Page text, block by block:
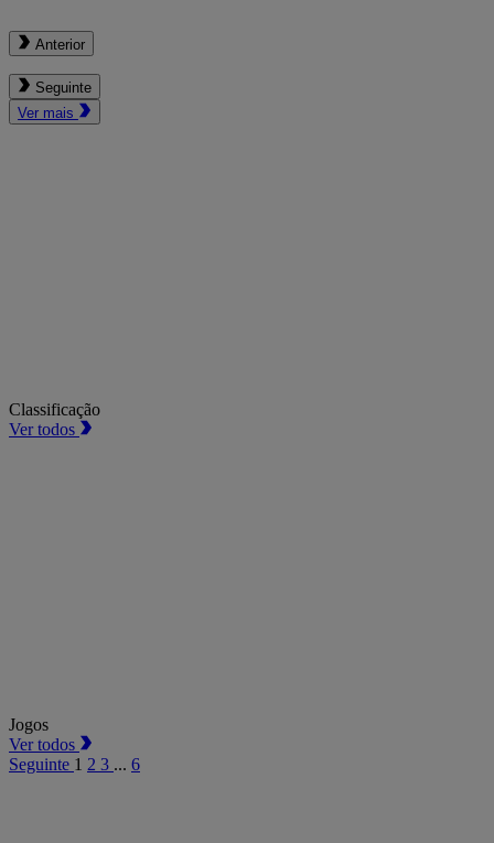
Anterior
Seguinte
Ver mais
Classificação
Ver todos
Jogos
Ver todos
Seguinte 1 2 3 ... 6